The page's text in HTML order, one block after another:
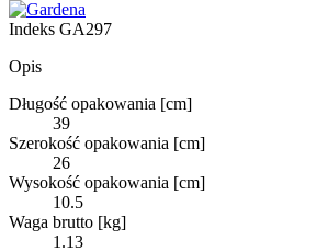
Indeks GA297
Opis
Długość opakowania [cm]
39
Szerokość opakowania [cm]
26
Wysokość opakowania [cm]
10.5
Waga brutto [kg]
1.13